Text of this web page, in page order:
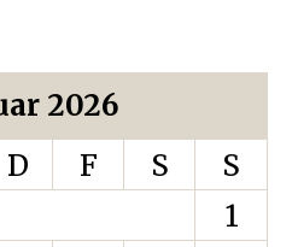
2026
D F S
S
1